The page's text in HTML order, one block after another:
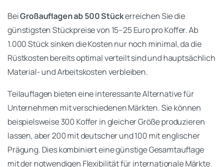
BeiGroßauflagen ab 500 Stückerreichen Sie die
günstigsten Stückpreise von 15–25 Euro pro Koffer. Ab
1.000 Stück sinken die Kosten nur noch minimal, da die
Rüstkosten bereits optimal verteilt sind und hauptsächlich
Material- und Arbeitskosten verbleiben.
Teilauflagen bieten eine interessante Alternative für
Unternehmen mit verschiedenen Märkten. Sie können
beispielsweise 300 Koffer in gleicher Größe produzieren
lassen, aber 200 mit deutscher und 100 mit englischer
Prägung. Dies kombiniert eine günstige Gesamtauflage
mit der notwendigen Flexibilität für internationale Märkte.